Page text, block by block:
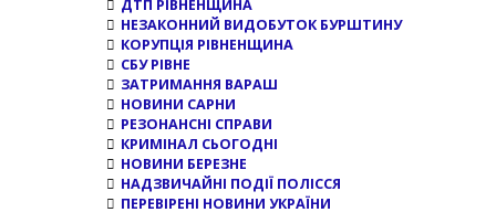
ДТП РІВНЕНЩИНА
НЕЗАКОННИЙ ВИДОБУТОК БУРШТИНУ
КОРУПЦІЯ РІВНЕНЩИНА
СБУ РІВНЕ
ЗАТРИМАННЯ ВАРАШ
НОВИНИ САРНИ
РЕЗОНАНСНІ СПРАВИ
КРИМІНАЛ СЬОГОДНІ
НОВИНИ БЕРЕЗНЕ
НАДЗВИЧАЙНІ ПОДІЇ ПОЛІССЯ
ПЕРЕВІРЕНІ НОВИНИ УКРАЇНИ